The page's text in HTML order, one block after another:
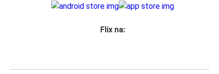
miejsce siedzącew naszych autobusachale jeśli chcesz
zakupu biletu. Do wyboru maszmiejsce klasyczne,
Flix na: